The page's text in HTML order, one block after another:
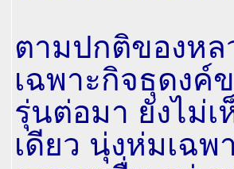
ตามปกติของหล
เฉพาะกิจธุดงค์
รุ่นต่อมา ยังไม่
เดียว นุ่งห่มเฉพ